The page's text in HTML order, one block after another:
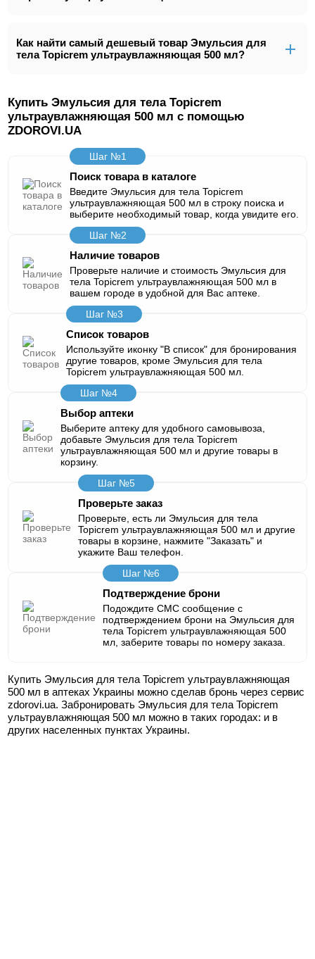
Как найти самый дешевый товар Эмульсия для
тела Topicrem ультраувлажняющая 500 мл?
Купить Эмульсия для тела Topicrem
ультраувлажняющая 500 мл с помощью
ZDOROVI.UA
Шаг №1
Поиск товара в каталоге
Введите Эмульсия для тела Topicrem
ультраувлажняющая 500 мл в строку поиска и
выберите необходимый товар, когда увидите его.
Шаг №2
Наличие товаров
Проверьте наличие и стоимость Эмульсия для
тела Topicrem ультраувлажняющая 500 мл в
вашем городе в удобной для Вас аптеке.
Шаг №3
Список товаров
Используйте иконку "В список" для бронирования
другие товаров, кроме Эмульсия для тела
Topicrem ультраувлажняющая 500 мл.
Шаг №4
Выбор аптеки
Выберите аптеку для удобного самовывоза,
добавьте Эмульсия для тела Topicrem
ультраувлажняющая 500 мл и другие товары в
корзину.
Шаг №5
Проверьте заказ
Проверьте, есть ли Эмульсия для тела
Topicrem ультраувлажняющая 500 мл и другие
товары в корзине, нажмите "Заказать" и
укажите Ваш телефон.
Шаг №6
Подтверждение брони
Подождите СМС сообщение с
подтверждением брони на Эмульсия для
тела Topicrem ультраувлажняющая 500
мл, заберите товары по номеру заказа.
Купить Эмульсия для тела Topicrem ультраувлажняющая
500 мл в аптеках Украины можно сделав бронь через сервис
zdorovi.ua. Забронировать Эмульсия для тела Topicrem
ультраувлажняющая 500 мл можно в таких городах: и в
других населенных пунктах Украины.